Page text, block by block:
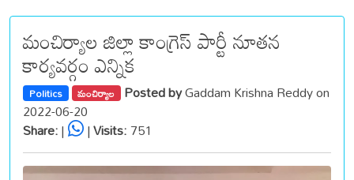
మంచిర్యాల జిల్లా కాంగ్రెస్ పార్టీ నూతన
కార్యవర్గం ఎన్నిక
Politics మంచిర్యాల Posted byGaddam Krishna Reddy on
2022-06-20
Share:| |Visits:751